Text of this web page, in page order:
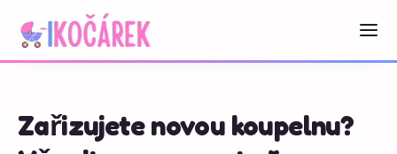
Zařizujete novou koupelnu?